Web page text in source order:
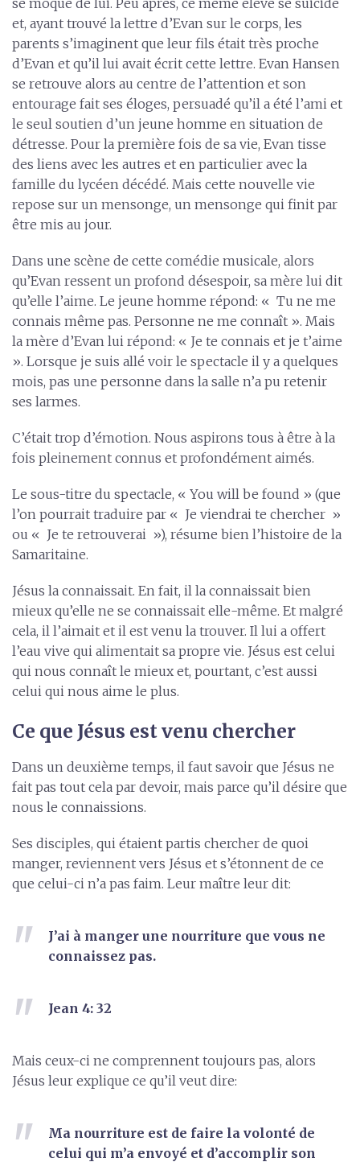
et, ayant trouvé la lettre d’Evan sur le corps, les
parents s’imaginent que leur fils était très proche
d’Evan et qu’il lui avait écrit cette lettre. Evan Hansen
se retrouve alors au centre de l’attention et son
entourage fait ses éloges, persuadé qu’il a été l’ami et
le seul soutien d’un jeune homme en situation de
détresse. Pour la première fois de sa vie, Evan tisse
des liens avec les autres et en particulier avec la
famille du lycéen décédé. Mais cette nouvelle vie
repose sur un mensonge, un mensonge qui finit par
être mis au jour.
Dans une scène de cette comédie musicale, alors
qu’Evan ressent un profond désespoir, sa mère lui dit
qu’elle l’aime. Le jeune homme répond: « Tu ne me
connais même pas. Personne ne me connaît ». Mais
la mère d’Evan lui répond: « Je te connais et je t’aime
». Lorsque je suis allé voir le spectacle il y a quelques
mois, pas une personne dans la salle n’a pu retenir
ses larmes.
C’était trop d’émotion. Nous aspirons tous à être à la
fois pleinement connus et profondément aimés.
Le sous-titre du spectacle, « You will be found » (que
l’on pourrait traduire par « Je viendrai te chercher »
ou « Je te retrouverai »), résume bien l’histoire de la
Samaritaine.
Jésus la connaissait. En fait, il la connaissait bien
mieux qu’elle ne se connaissait elle-même. Et malgré
cela, il l’aimait et il est venu la trouver. Il lui a offert
l’eau vive qui alimentait sa propre vie. Jésus est celui
qui nous connaît le mieux et, pourtant, c’est aussi
celui qui nous aime le plus.
Ce que Jésus est venu chercher
Dans un deuxième temps, il faut savoir que Jésus ne
fait pas tout cela par devoir, mais parce qu’il désire que
nous le connaissions.
Ses disciples, qui étaient partis chercher de quoi
manger, reviennent vers Jésus et s’étonnent de ce
que celui-ci n’a pas faim. Leur maître leur dit:
J’ai à manger une nourriture que vous ne
connaissez pas.
Jean 4: 32
Mais ceux-ci ne comprennent toujours pas, alors
Jésus leur explique ce qu’il veut dire:
Ma nourriture est de faire la volonté de
celui qui m’a envoyé et d’accomplir son